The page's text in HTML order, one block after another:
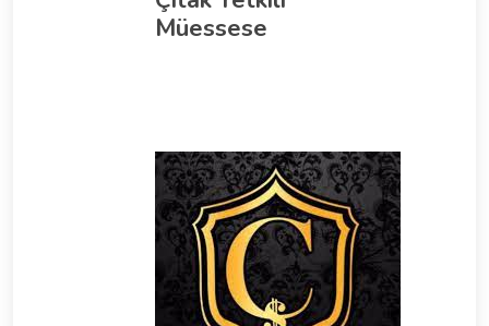
Müessese